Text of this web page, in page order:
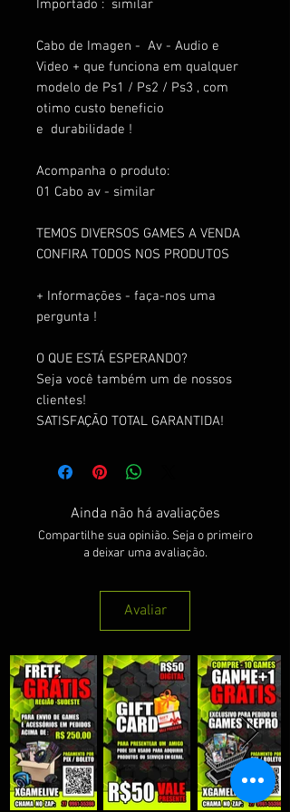
Importado : similar
Cabo de Imagen - Av - Audio e
Video + que funciona em qualquer
modelo de Ps1 / Ps2 / Ps3 , com
otimo custo beneficio
e durabilidade !
Acompanha o produto:
01 Cabo av - similar
TEMOS DIVERSOS GAMES A VENDA
CONFIRA TODOS NOS PRODUTOS
+ Informações - faça-nos uma
pergunta !
O QUE ESTÁ ESPERANDO?
Seja você também um de nossos
clientes!
SATISFAÇÃO TOTAL GARANTIDA!
Ainda não há avaliações
Compartilhe sua opinião. Seja o primeiro
a deixar uma avaliação.
Avaliar